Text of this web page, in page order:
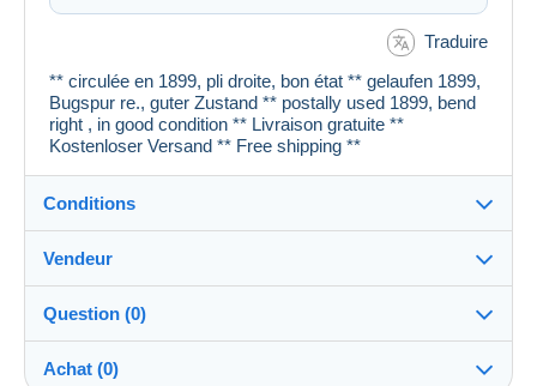
Traduire
** circulée en 1899, pli droite, bon état ** gelaufen 1899,
Bugspur re., guter Zustand ** postally used 1899, bend
right , in good condition ** Livraison gratuite **
Kostenloser Versand ** Free shipping **
Conditions
Envoi après paiement dans les 1 jours
Vendeur
cartespostales_de100%(176919x)
PRO
Question (0)
Achat (0)